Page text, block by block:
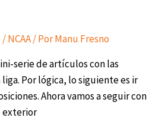
/NCAA/ PorManu Fresno
serie de artículos con las
Por lógica, lo siguiente es ir
Ahora vamos a seguir con
exterior